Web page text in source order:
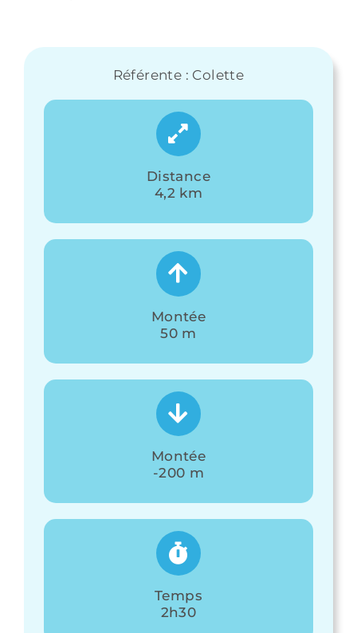
Référente : Colette
Distance
4,2 km
Montée
50 m
Montée
-200 m
Temps
2h30